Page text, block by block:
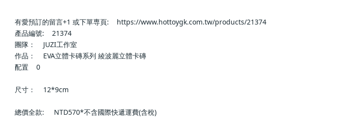
有愛預訂的留言+1 或下單専頁:    https://www.hottoygk.com.tw/products/21374
產品編號:    21374
團隊：    JUZI工作室
作品：    EVA立體卡磚系列 綾波麗立體卡磚
配置    0
尺寸：    12*9cm
總價全款:     NTD570*不含國際快遞運費(含稅)